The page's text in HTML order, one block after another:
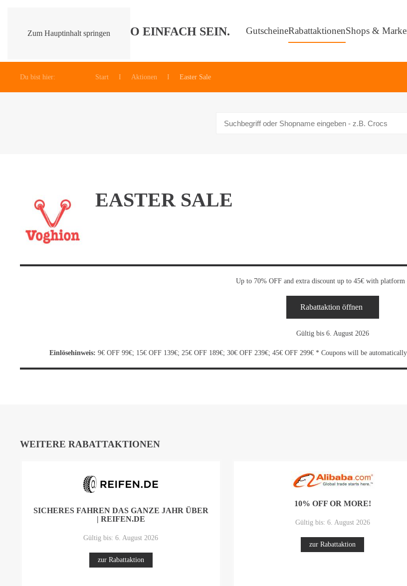
Zum Hauptinhalt springen GutscheineRabattaktionenShops &
Du bist hier: Start Aktionen Easter Sale
EASTER SALE
Up to 70% OFF and extra discount up to 45€ with platform
Rabattaktion öffnen
Gültig bis 6. August 2026
Einlösehinweis: 9€ OFF 99€; 15€ OFF 139€; 25€ OFF 189€; 30€ OFF 239€; 45€ OFF 299€ * Coupons will be
WEITERE RABATTAKTIONEN
SICHERES FAHREN DAS GANZE JAHR ÜBER
| REIFEN.DE
Gültig bis: 6. August 2026
zur Rabattaktion
10% OFF OR MORE!
Gültig bis: 6. August 2026
zur Rabattaktion